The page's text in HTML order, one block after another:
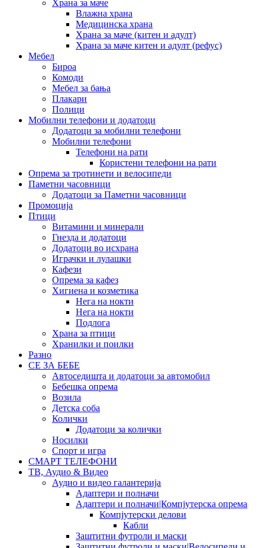
Храна за маче
Влажна храна
Медицинска храна
Храна за маче (китен и адулт)
Храна за маче китен и адулт (рефус)
Мебел
Бироа
Комоди
Мебел за бања
Плакари
Полици
Мобилни телефони и додатоци
Додатоци за мобилни телефони
Мобилни телефони
Телефони на рати
Користени телефони на рати
Опрема за тротинети и велосипеди
Паметни часовници
Додатоци за Паметни часовници
Промоција
Птици
Витамини и минерали
Гнезда и додатоци
Додатоци во исхрана
Играчки и лулашки
Кафези
Опрема за кафез
Хигиена и козметика
Нега на нокти
Нега на нокти
Подлога
Храна за птици
Хранилки и поилки
Разно
СЕ ЗА БЕБЕ
Автоседишта и додатоци за автомобил
Бебешка опрема
Возила
Детска соба
Колички
Додатоци за колички
Носилки
Спорт и игра
СМАРТ ТЕЛЕФОНИ
ТВ, Аудио & Видео
Аудио и видео галантерија
Адаптери и полначи
Адаптери и полначи|Компјутерска опрема
Компјутерски делови
Кабли
Заштитни футроли и маски